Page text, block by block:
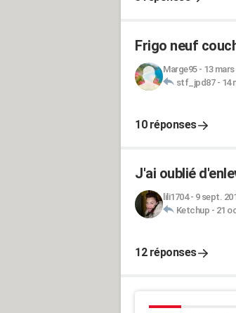
Frigo neuf
Marge95- 13 mars
stf_jpd87- 14
10 réponses
J'ai oublié
lili1704- 9 sept.
Ketchup - 21
12 réponses